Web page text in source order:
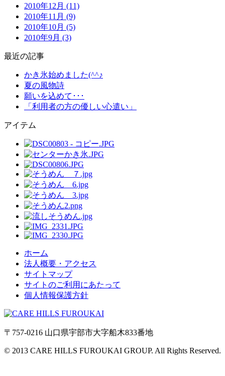
2010年12月 (11)
2010年11月 (9)
2010年10月 (5)
2010年9月 (3)
最近の記事
かき氷始めました(^^♪
夏の風物詩
願いを込めて･･･
「利用者の方の優しい心遣い」
アイテム
ホーム
法人概要・アクセス
サイトマップ
サイトのご利用にあたって
個人情報保護方針
〒757-0216 山口県宇部市大字船木833番地
© 2013 CARE HILLS FUROUKAI GROUP. All Rights Reserved.